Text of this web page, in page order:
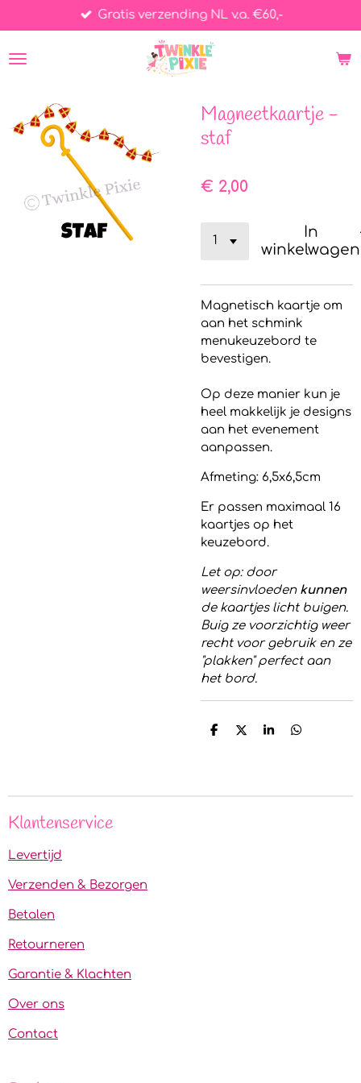
direct
naar
de
Gratis verzending NL v.a. €60,-
Magneetkaartje -
staf
€ 2,00
In
winkelwagen
Magnetisch kaartje om
aan het schmink
menukeuzebord te
bevestigen.
Op deze manier kun je
heel makkelijk je designs
aan het evenement
aanpassen.
Afmeting: 6,5x6,5cm
Er passen maximaal 16
kaartjes op het
keuzebord.
Let op: door
weersinvloeden kunnen
de kaartjes licht buigen.
Buig ze voorzichtig weer
recht voor gebruik en ze
"plakken" perfect aan
het bord.
D
D
S
D
Klantenservice
Levertijd
Verzenden & Bezorgen
Betalen
Retourneren
Garantie & Klachten
Over ons
Contact